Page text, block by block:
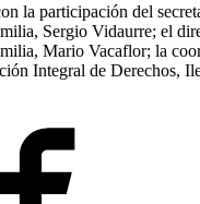
la participación del
Sergio Vidaurre; el
Mario Vacaflor; la
Integral de Derechos,